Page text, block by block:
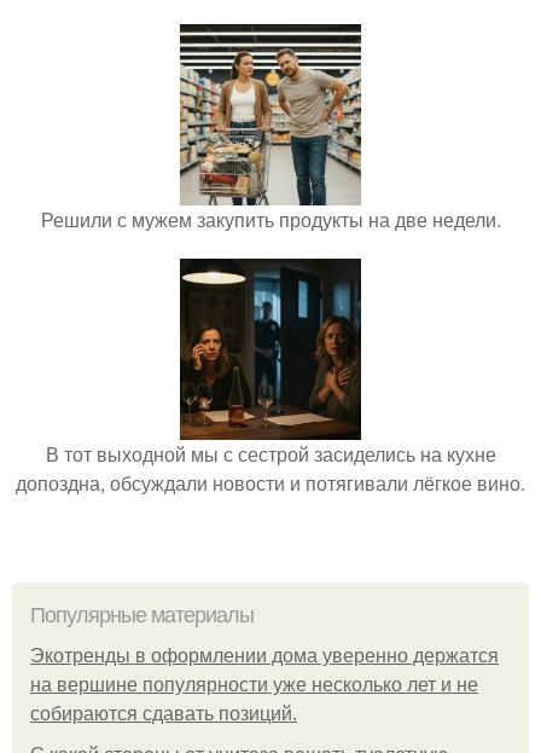
Решили с мужем закупить продукты на две недели.
В тот выходной мы с сестрой засиделись на кухне
допоздна, обсуждали новости и потягивали лёгкое вино.
Популярные материалы
Экотренды в оформлении дома уверенно держатся
на вершине популярности уже несколько лет и не
собираются сдавать позиций.